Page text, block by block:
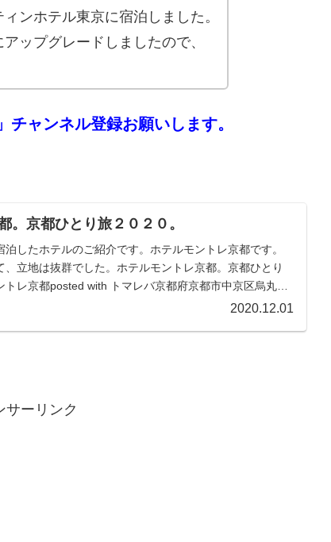
ンホテル東京に宿泊しました。
ップグレードしましたので、
チャンネル登録お願いします。
。京都ひとり旅２０２０。
したホテルのご紹介です。ホテルモントレ京都です。
立地は抜群でした。ホテルモントレ京都。京都ひとり
レ京都posted with トマレバ京都府京都市中京区烏丸通
2020.12.01
サーリンク